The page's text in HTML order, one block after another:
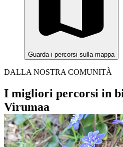
Guarda i percorsi sulla mappa
DALLA NOSTRA COMUNITÀ
I migliori percorsi in
Virumaa